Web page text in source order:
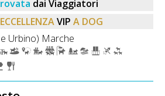
dai Viaggiatori
ECCELLENZA VIP A DOG
Urbino) Marche